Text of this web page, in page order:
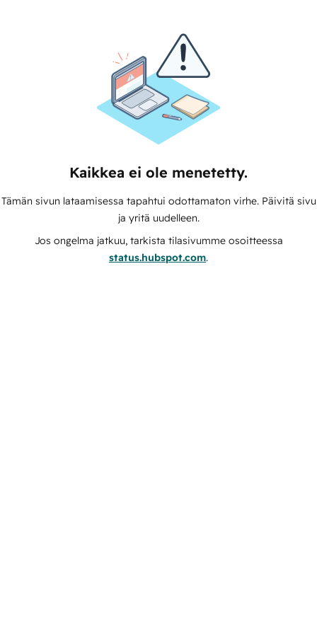
Kaikkea ei ole menetetty.
Tämän sivun lataamisessa tapahtui odottamaton virhe. Päivitä sivu
ja yritä uudelleen.
Jos ongelma jatkuu, tarkista tilasivumme osoitteessa
status.hubspot.com.